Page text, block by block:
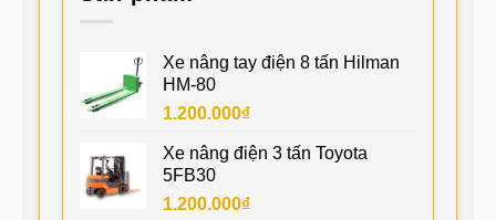
Xe nâng tay điện 8 tấn Hilman
HM-80
1.200.000₫
Xe nâng điện 3 tấn Toyota
5FB30
1.200.000₫